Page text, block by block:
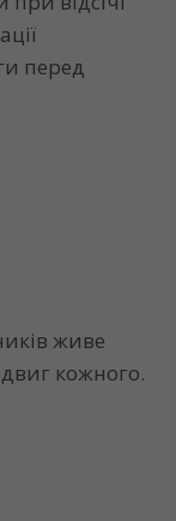
перед
живе
кожного.